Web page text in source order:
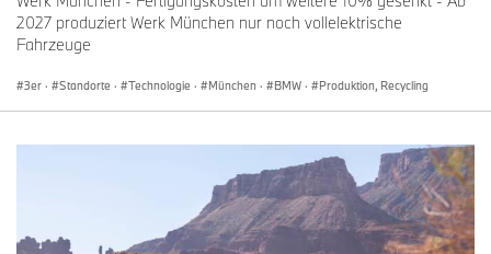
2027 produziert Werk München nur noch vollelektrische
Fahrzeuge
3er · Standorte · Technologie · München · BMW · Produktion, Recycling